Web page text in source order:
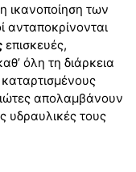
ικανοποίηση των
ανταποκρίνονται
επισκευές,
όλη τη διάρκεια
απολαμβάνουν
υδραυλικές τους